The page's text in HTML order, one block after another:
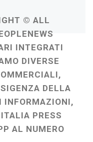
© ALL
INTEGRATI
DIVERSE
DELLA
INFORMAZIONI,
PRESS
AL NUMERO